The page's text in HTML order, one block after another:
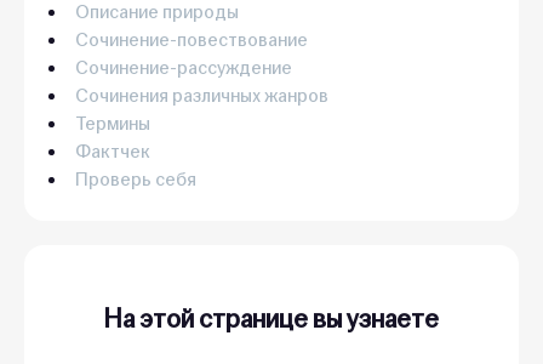
Описание природы
Сочинение-повествование
Сочинение-рассуждение
Сочинения различных жанров
Термины
Фактчек
Проверь себя
На этой странице вы узнаете